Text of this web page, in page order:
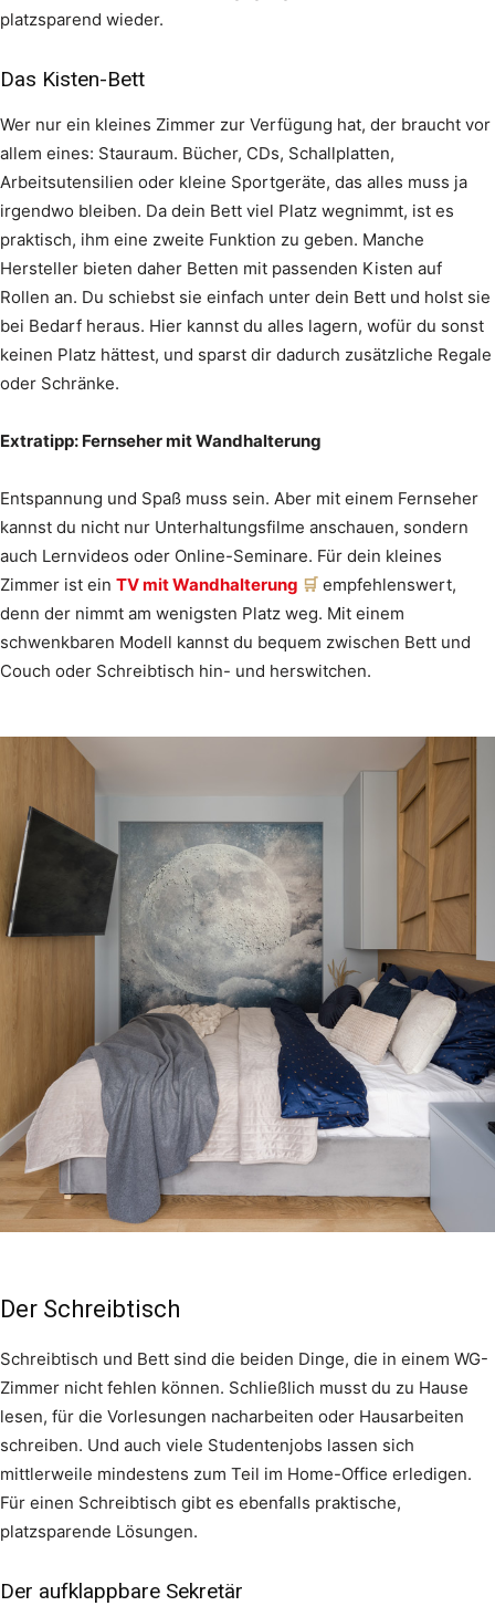
platzsparend wieder.
Das Kisten-Bett
Wer nur ein kleines Zimmer zur Verfügung hat, der braucht vor
allem eines: Stauraum. Bücher, CDs, Schallplatten,
Arbeitsutensilien oder kleine Sportgeräte, das alles muss ja
irgendwo bleiben. Da dein Bett viel Platz wegnimmt, ist es
praktisch, ihm eine zweite Funktion zu geben. Manche
Hersteller bieten daher Betten mit passenden Kisten auf
Rollen an. Du schiebst sie einfach unter dein Bett und holst sie
bei Bedarf heraus. Hier kannst du alles lagern, wofür du sonst
keinen Platz hättest, und sparst dir dadurch zusätzliche Regale
oder Schränke.
Extratipp: Fernseher mit Wandhalterung
Entspannung und Spaß muss sein. Aber mit einem Fernseher
kannst du nicht nur Unterhaltungsfilme anschauen, sondern
auch Lernvideos oder Online-Seminare. Für dein kleines
Zimmer ist ein TV mit Wandhalterung
empfehlenswert,
denn der nimmt am wenigsten Platz weg. Mit einem
schwenkbaren Modell kannst du bequem zwischen Bett und
Couch oder Schreibtisch hin- und herswitchen.
Der Schreibtisch
Schreibtisch und Bett sind die beiden Dinge, die in einem WG-
Zimmer nicht fehlen können. Schließlich musst du zu Hause
lesen, für die Vorlesungen nacharbeiten oder Hausarbeiten
schreiben. Und auch viele Studentenjobs lassen sich
mittlerweile mindestens zum Teil im Home-Office erledigen.
Für einen Schreibtisch gibt es ebenfalls praktische,
platzsparende Lösungen.
Der aufklappbare Sekretär